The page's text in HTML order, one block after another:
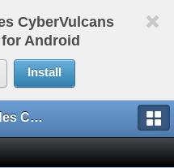
CyberVulcans
Android
Install
Le forum des CyberVulcans